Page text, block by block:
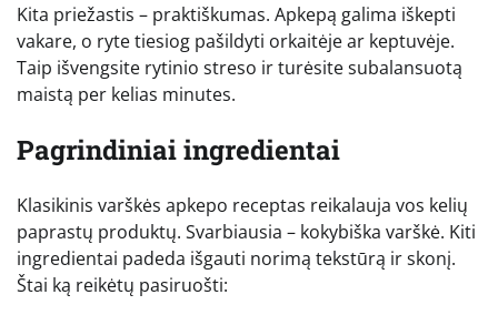
Kita priežastis – praktiškumas. Apkepą galima iškepti
vakare, o ryte tiesiog pašildyti orkaitėje ar keptuvėje.
Taip išvengsite rytinio streso ir turėsite subalansuotą
maistą per kelias minutes.
Pagrindiniai ingredientai
Klasikinis varškės apkepo receptas reikalauja vos kelių
paprastų produktų. Svarbiausia – kokybiška varškė. Kiti
ingredientai padeda išgauti norimą tekstūrą ir skonį.
Štai ką reikėtų pasiruošti: